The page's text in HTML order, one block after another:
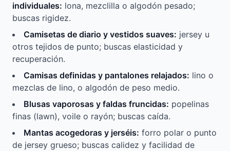
individuales: lona, mezclilla o algodón pesado;
buscas rigidez.
Camisetas de diario y vestidos suaves: jersey u
otros tejidos de punto; buscas elasticidad y
recuperación.
Camisas definidas y pantalones relajados: lino o
mezclas de lino, o algodón de peso medio.
Blusas vaporosas y faldas fruncidas: popelinas
finas (lawn), voile o rayón; buscas caída.
Mantas acogedoras y jerséis: forro polar o punto
de jersey grueso; buscas calidez y facilidad de